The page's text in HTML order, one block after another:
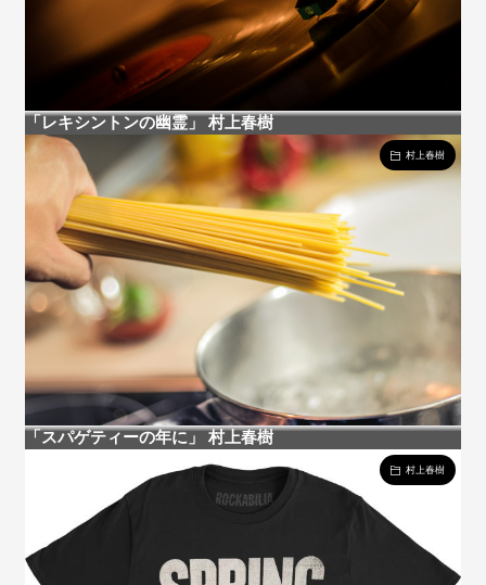
「レキシントンの幽霊」 村上春樹
村上春樹
「スパゲティーの年に」 村上春樹
村上春樹